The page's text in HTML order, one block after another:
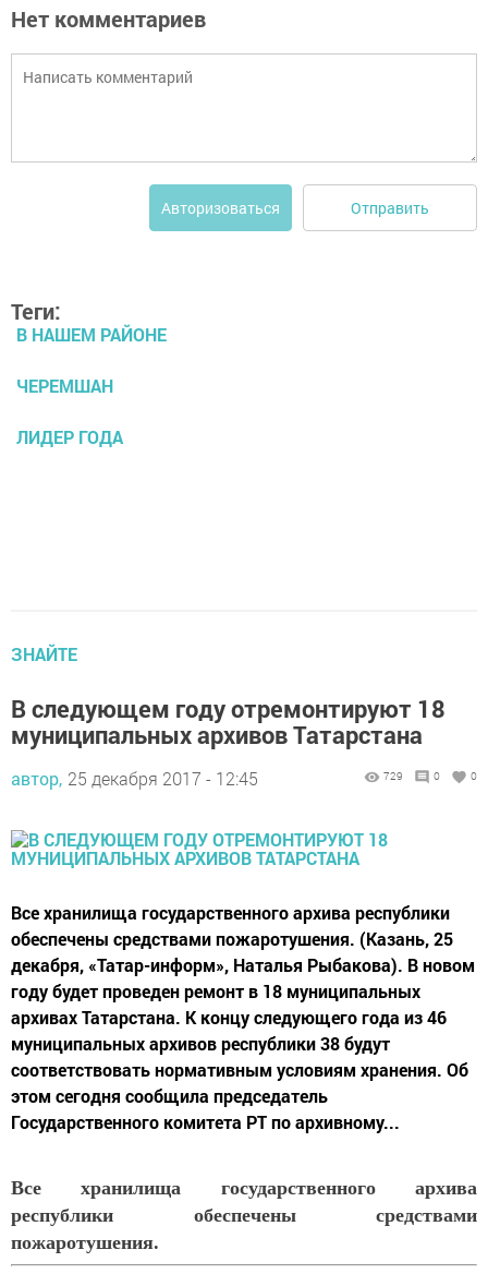
Нет комментариев
Авторизоваться Отправить
Теги:
В НАШЕМ РАЙОНЕ
ЧЕРЕМШАН
ЛИДЕР ГОДА
ЗНАЙТЕ
В следующем году отремонтируют 18
муниципальных архивов Татарстана
автор, 25 декабря 2017 - 12:45 729 0 0
Все хранилища государственного архива республики
обеспечены средствами пожаротушения. (Казань, 25
декабря, «Татар-информ», Наталья Рыбакова). В новом
году будет проведен ремонт в 18 муниципальных
архивах Татарстана. К концу следующего года из 46
муниципальных архивов республики 38 будут
соответствовать нормативным условиям хранения. Об
этом сегодня сообщила председатель
Государственного комитета РТ по архивному...
Все хранилища государственного архива
республики обеспечены средствами
пожаротушения.